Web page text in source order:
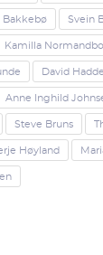
Bakkebø Svein
Kamilla Normandbo
David
Anne Inghild
Steve Bruns
Høyland